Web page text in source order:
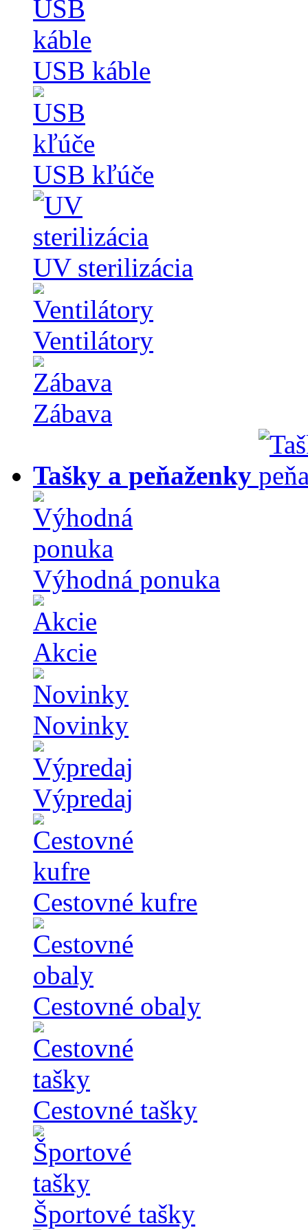
USB káble
USB kľúče
UV sterilizácia
Ventilátory
Zábava
Tašky a peňaženky
Výhodná ponuka
Akcie
Novinky
Výpredaj
Cestovné kufre
Cestovné obaly
Cestovné tašky
Športové tašky